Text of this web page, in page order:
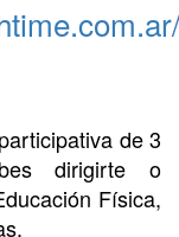
de 3
dirigirte o
Física,